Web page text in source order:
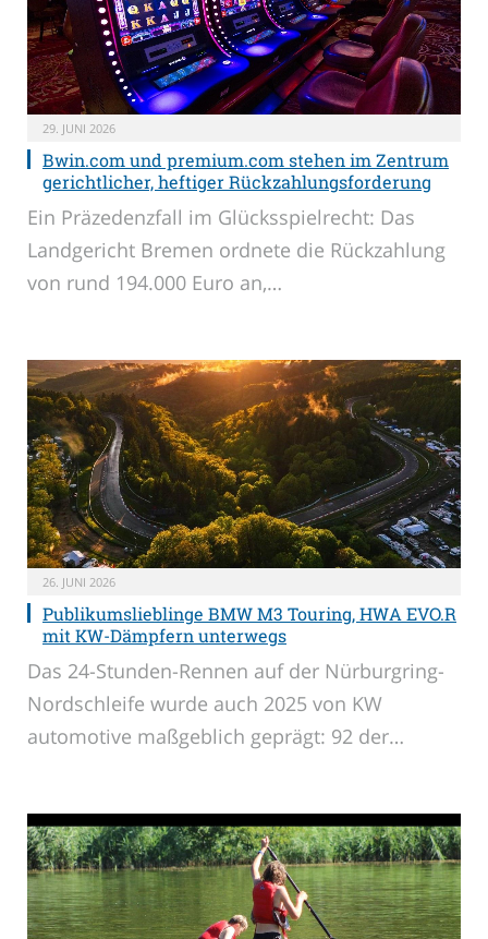
29. JUNI 2026
Bwin.com und premium.com stehen im Zentrum
gerichtlicher, heftiger Rückzahlungsforderung
Ein Präzedenzfall im Glücksspielrecht: Das
Landgericht Bremen ordnete die Rückzahlung
von rund 194.000 Euro an,…
26. JUNI 2026
Publikumslieblinge BMW M3 Touring, HWA EVO.R
mit KW-Dämpfern unterwegs
Das 24-Stunden-Rennen auf der Nürburgring-
Nordschleife wurde auch 2025 von KW
automotive maßgeblich geprägt: 92 der…